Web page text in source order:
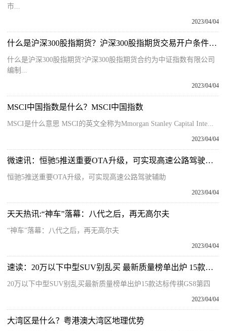
市...
2023/04/04
什么是沪深300股指期货？沪深300股指期货交易开户条件及流程
什么是沪深300股指期货?沪深300股指期货合约为中证指数有限公司
编制...
2023/04/04
MSCI中国指数是什么？MSCI中国指数
MSCI是什么意思 MSCI的英文全称为Mmorgan Stanley Capital Inte...
2023/04/04
微速讯：恒驰5推送重要OTA升级，可实现高速公路驾驶辅助
恒驰5推送重要OTA升级，可实现高速公路驾驶辅助
2023/04/04
天天热讯:“神车”落幕：八代之后，再无高尔夫
“神车”落幕：八代之后，再无高尔夫
2023/04/04
速读：20万以下中型SUV别乱买 最新质量榜单出炉 15款达标 传祺GS8第四
20万以下中型SUV别乱买最新质量榜单出炉15款达标传祺GS8第四
2023/04/04
大湾区是什么？粤港澳大湾区地理优势